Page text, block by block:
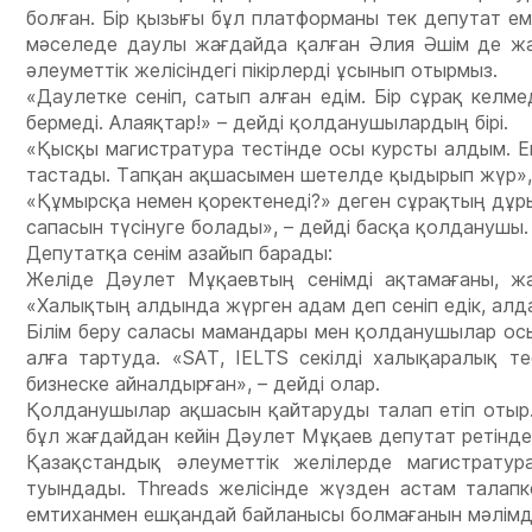
болған. Бір қызығы бұл платформаны тек депутат
мәселеде даулы жағдайда қалған Әлия Әшім де
әлеуметтік желісіндегі пікірлерді ұсынып отырмыз.
«Даулетке сеніп, сатып алған едім. Бір сұрақ
бермеді. Алаяқтар!» – дейді қолданушылардың бірі.
«Қысқы магистратура тестінде осы курсты алдым.
тастады. Тапқан ақшасымен шетелде қыдырып жүр»,
«Құмырсқа немен қоректенеді?» деген сұрақтың
сапасын түсінуге болады», – дейді басқа қолданушы.
Депутатқа сенім азайып барады:
Желіде Дәулет Мұқаевтың сенімді ақтамағаны,
«Халықтың алдында жүрген адам деп сеніп едік,
Білім беру саласы мамандары мен қолданушылар
алға тартуда. «SAT, IELTS секілді халықаралық
бизнеске айналдырған», – дейді олар.
Қолданушылар ақшасын қайтаруды талап етіп отыр.
бұл жағдайдан кейін Дәулет Мұқаев депутат
Қазақстандық әлеуметтік желілерде
туындады. Threads желісінде жүзден астам
емтиханмен ешқандай байланысы болмағанын